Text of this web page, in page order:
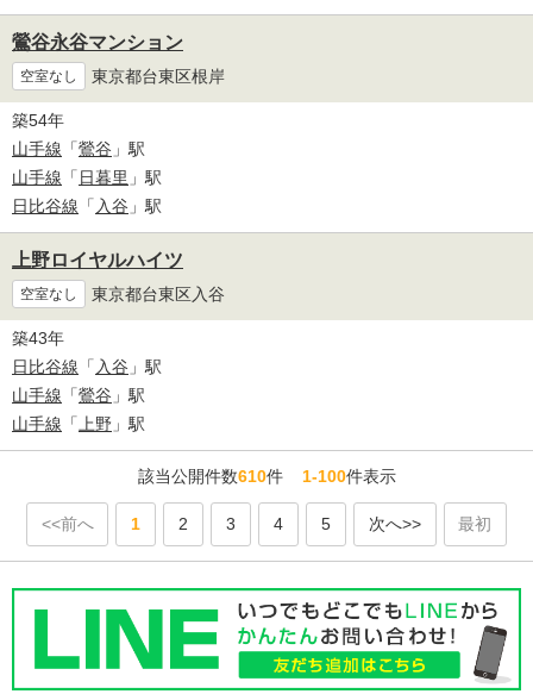
鶯谷永谷マンション
空室なし 東京都台東区根岸
築54年
山手線 「鶯谷 」駅
山手線 「 日暮里 」駅
日比谷線 「 入谷 」駅
上野ロイヤルハイツ
空室なし 東京都台東区入谷
築43年
日比谷線 「 入谷 」駅
山手線 「鶯谷 」駅
山手線 「 上野 」駅
該当公開件数610件1-100件表示
<<前へ 1 2 3 4 5 次へ>> 最初